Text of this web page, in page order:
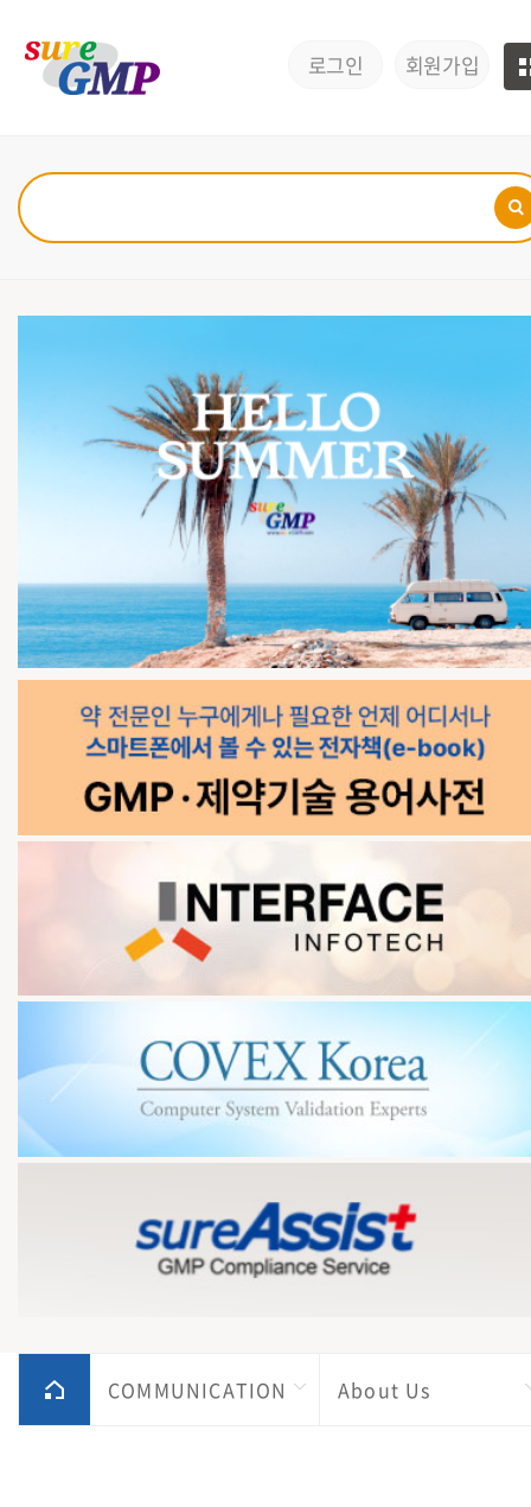
로그인 회원가입
COMMUNICATION About Us